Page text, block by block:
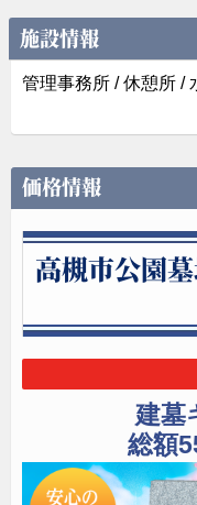
施設情報
管理事務所 / 休憩所 /
価格情報
高槻市公園
建墓
総額